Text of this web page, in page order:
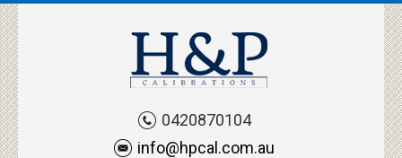
0420870104
info@hpcal.com.au